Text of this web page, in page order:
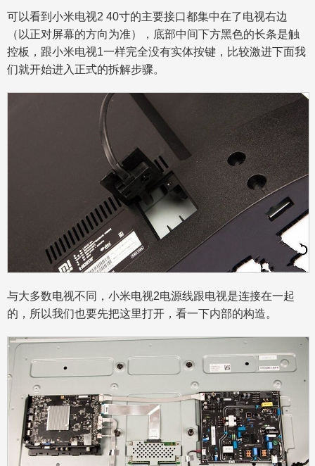
可以看到小米电视2 40寸的主要接口都集中在了电视右边
（以正对屏幕的方向为准），底部中间下方黑色的长条是触
控板，跟小米电视1一样完全没有实体按键，比较激进下面我
们就开始进入正式的拆解步骤。
与大多数电视不同，小米电视2电源线跟电视是连接在一起
的，所以我们也要先把这里打开，看一下内部的构造。